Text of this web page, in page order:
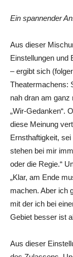
Ein spannender
Aus dieser
Einstellungen und
– ergibt sich
Theatermachens:
nah dran am ganz
„Wir-Gedanken“.
diese Meinung
Ernsthaftigkeit,
stehen bei mir
oder die Regie.“
„Klar, am Ende
machen. Aber ich
mit der ich bei
Gebiet besser ist
Aus dieser